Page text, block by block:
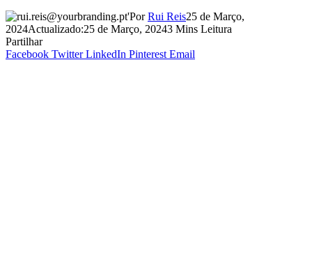
Por Rui Reis25 de Março,
2024Actualizado:25 de Março, 20243 Mins Leitura
Partilhar
Facebook Twitter LinkedIn Pinterest Email